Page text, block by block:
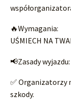
🔥Wymagania:
UŚMIECH NA
📢Zasady wyjazdu:
✅ Organizatorzy
szkody.